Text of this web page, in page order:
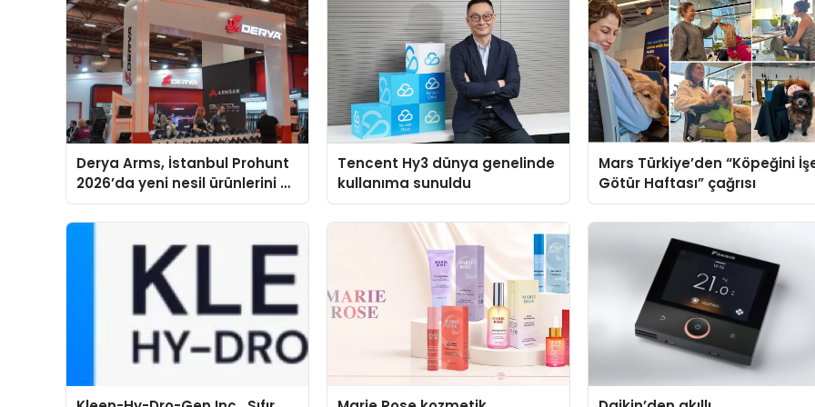
Derya Arms, İstanbul Prohunt
2026’da yeni nesil ürünlerini ve
global marka vizyonunu
sergiledi
Tencent Hy3 dünya genelinde
kullanıma sunuldu
Mars Türkiye’den “Köpeğini
Götür Haftası” çağrısı